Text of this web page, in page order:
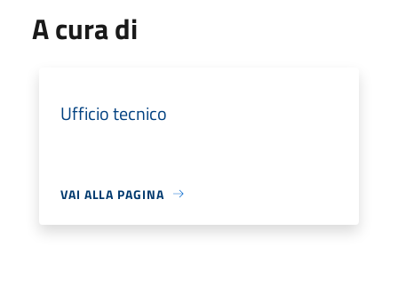
A cura di
Ufficio tecnico
VAI ALLA PAGINA